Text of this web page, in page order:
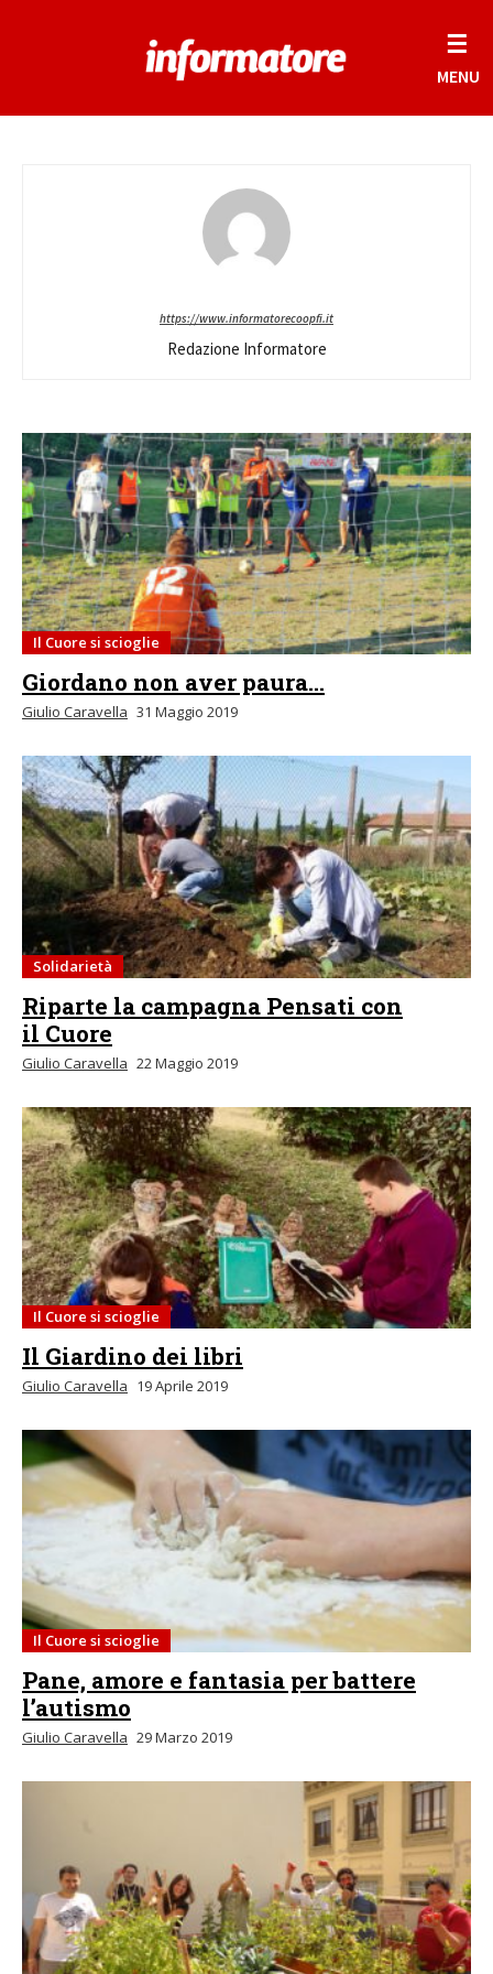
☰
MENU
https://www.informatorecoopfi.it
Redazione Informatore
Il Cuore si scioglie
Giordano non aver paura…
Giulio Caravella 31 Maggio 2019
Solidarietà
Riparte la campagna Pensati con
il Cuore
Giulio Caravella 22 Maggio 2019
Il Cuore si scioglie
Il Giardino dei libri
Giulio Caravella 19 Aprile 2019
Il Cuore si scioglie
Pane, amore e fantasia per battere
l’autismo
Giulio Caravella 29 Marzo 2019